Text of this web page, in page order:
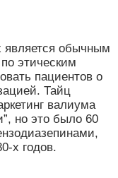
является обычным
этическим
пациентов о
Тайц
валиума
но это было 60
х годов.